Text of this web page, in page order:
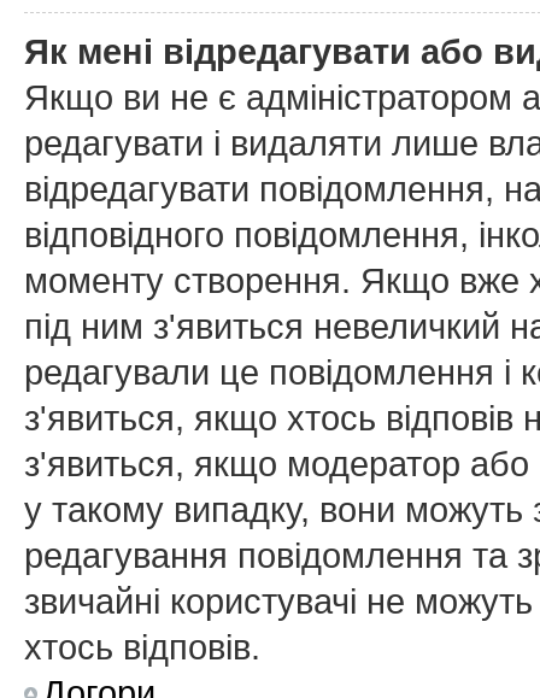
Як мені відредагувати або
Якщо ви не є
редагувати і видаляти лише
відредагувати повідомлення,
відповідного повідомлення,
моменту створення. Якщо вже
під ним з'явиться невеличкий
редагували це повідомлення і
з'явиться, якщо хтось
з'явиться, якщо модератор або
у такому випадку, вони
редагування повідомлення та
звичайні користувачі не
хтось відповів.